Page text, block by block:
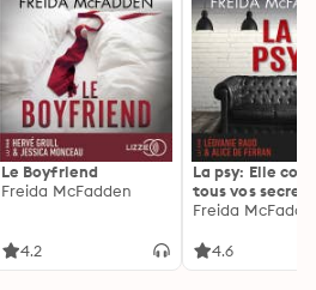
Le Boyfriend
Freida McFadden
4.2
La psy: Elle
tous vos
découvrez les
Freida
4.6